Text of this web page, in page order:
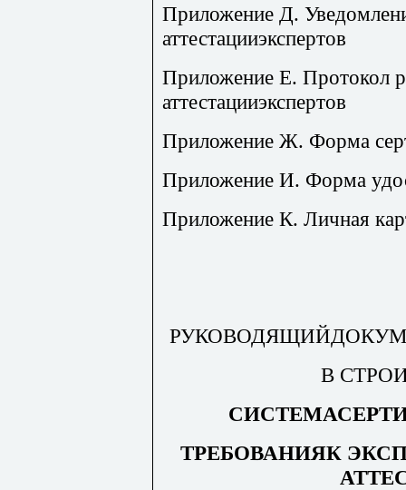
Приложение Д.
аттестацииэкспертов
Приложение Е. Протокол
аттестацииэкспертов
Приложение Ж. Форма
Приложение И. Форма
Приложение К. Личная
В
ТРЕБОВАНИЯК